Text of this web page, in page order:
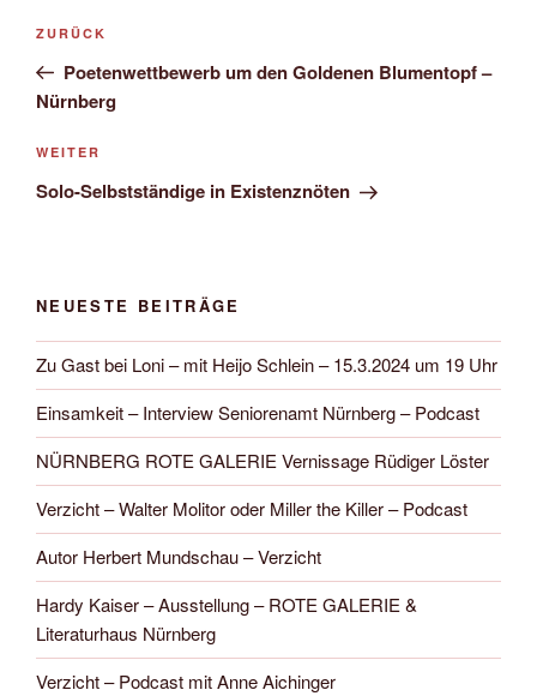
Beitragsnavigation
Vorheriger
Beitrag
ZURÜCK
Poetenwettbewerb um den Goldenen Blumentopf –
Nürnberg
Nächster
Beitrag
WEITER
Solo-Selbstständige in Existenznöten
NEUESTE BEITRÄGE
Zu Gast bei Loni – mit Heijo Schlein – 15.3.2024 um 19 Uhr
Einsamkeit – Interview Seniorenamt Nürnberg – Podcast
NÜRNBERG ROTE GALERIE Vernissage Rüdiger Löster
Verzicht – Walter Molitor oder Miller the Killer – Podcast
Autor Herbert Mundschau – Verzicht
Hardy Kaiser – Ausstellung – ROTE GALERIE &
Literaturhaus Nürnberg
Verzicht – Podcast mit Anne Aichinger